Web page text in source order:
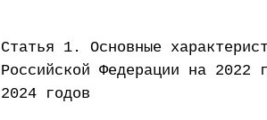
Статья 1. Основные
Российской Федерации на
2024 годов